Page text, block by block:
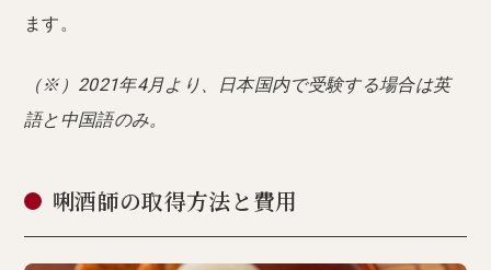
ます。
（※）2021年4月より、日本国内で受験する場合は英
語と中国語のみ。
唎酒師の取得方法と費用